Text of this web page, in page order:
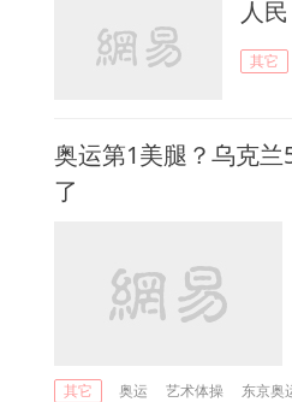
人
其它
奥运第1美腿？乌克
了
其它 奥运 艺术体操 东京奥